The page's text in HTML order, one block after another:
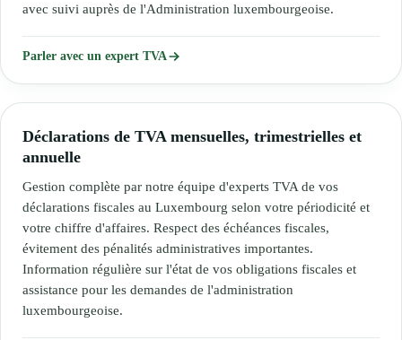
avec suivi auprès de l'Administration luxembourgeoise.
Parler avec un expert TVA
Déclarations de TVA mensuelles, trimestrielles et
annuelle
Gestion complète par notre équipe d'experts TVA de vos
déclarations fiscales au Luxembourg selon votre périodicité et
votre chiffre d'affaires. Respect des échéances fiscales,
évitement des pénalités administratives importantes.
Information régulière sur l'état de vos obligations fiscales et
assistance pour les demandes de l'administration
luxembourgeoise.